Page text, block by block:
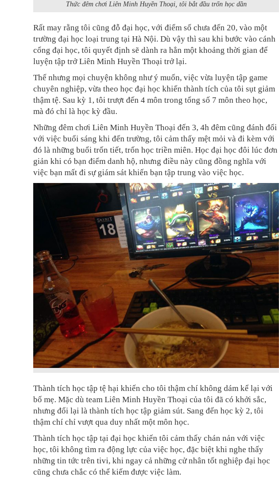
Thức đêm chơi Liên Minh Huyền Thoại, tôi bắt đầu trốn học dần
Rất may rằng tôi cũng đỗ đại học, với điểm số chưa đến 20, vào một
trường đại học loại trung tại Hà Nội. Dù vậy thì sau khi bước vào cánh
cổng đại học, tôi quyết định sẽ dành ra hẳn một khoảng thời gian để
luyện tập trở Liên Minh Huyền Thoại trở lại.
Thế nhưng mọi chuyện không như ý muốn, việc vừa luyện tập game
chuyên nghiệp, vừa theo học đại học khiến thành tích của tôi sụt giảm
thậm tệ. Sau kỳ 1, tôi trượt đến 4 môn trong tổng số 7 môn theo học,
mà đó chỉ là học kỳ đầu.
Những đêm chơi Liên Minh Huyền Thoại đến 3, 4h đêm cũng đánh đổi
với việc buổi sáng khi đến trường, tôi cảm thấy mệt mỏi và đi kèm với
đó là những buổi trốn tiết, trốn học triền miên. Học đại học đôi lúc đơn
giản khi có bạn điểm danh hộ, nhưng điều này cũng đồng nghĩa với
việc bạn mất đi sự giám sát khiến bạn tập trung vào việc học.
Thành tích học tập tệ hại khiến cho tôi thậm chí không dám kể lại với
bố mẹ. Mặc dù team Liên Minh Huyền Thoại của tôi đã có khởi sắc,
nhưng đổi lại là thành tích học tập giảm sút. Sang đến học kỳ 2, tôi
thậm chí chỉ vượt qua duy nhất một môn học.
Thành tích học tập tại đại học khiến tôi cảm thấy chán nản với việc
học, tôi không tìm ra động lực của việc học, đặc biệt khi nghe thấy
những tin tức trên tivi, khi ngay cả những cử nhân tốt nghiệp đại học
cũng chưa chắc có thể kiếm được việc làm.